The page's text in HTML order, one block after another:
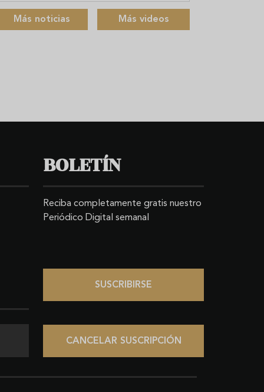
Más noticias Más videos
BOLETÍN
Reciba completamente gratis nuestro
Periódico Digital semanal
SUSCRIBIRSE
CANCELAR SUSCRIPCIÓN